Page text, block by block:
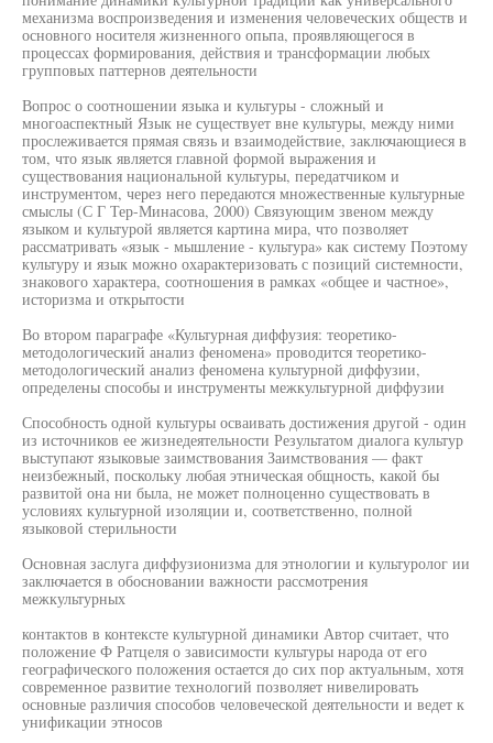
механизма воспроизведения и изменения человеческих обществ и
основного носителя жизненного опьпа, проявляющегося в
процессах формирования, действия и трансформации любых
групповых паттернов деятельности
Вопрос о соотношении языка и культуры - сложный и
многоаспектный Язык не существует вне культуры, между ними
прослеживается прямая связь и взаимодействие, заключающиеся в
том, что язык является главной формой выражения и
существования национальной культуры, передатчиком и
инструментом, через него передаются множественные культурные
смыслы (С Г Тер-Минасова, 2000) Связующим звеном между
языком и культурой является картина мира, что позволяет
рассматривать «язык - мышление - культура» как систему Поэтому
культуру и язык можно охарактеризовать с позиций системности,
знакового характера, соотношения в рамках «общее и частное»,
историзма и открытости
Во втором параграфе «Культурная диффузия: теоретико-
методологический анализ феномена» проводится теоретико-
методологический анализ феномена культурной диффузии,
определены способы и инструменты межкультурной диффузии
Способность одной культуры осваивать достижения другой - один
из источников ее жизнедеятельности Результатом диалога культур
выступают языковые заимствования Заимствования — факт
неизбежный, поскольку любая этническая общность, какой бы
развитой она ни была, не может полноценно существовать в
условиях культурной изоляции и, соответственно, полной
языковой стерильности
Основная заслуга диффузионизма для этнологии и культуролог ии
заключается в обосновании важности рассмотрения
межкультурных
контактов в контексте культурной динамики Автор считает, что
положение Ф Ратцеля о зависимости культуры народа от его
географического положения остается до сих пор актуальным, хотя
современное развитие технологий позволяет нивелировать
основные различия способов человеческой деятельности и ведет к
унификации этносов